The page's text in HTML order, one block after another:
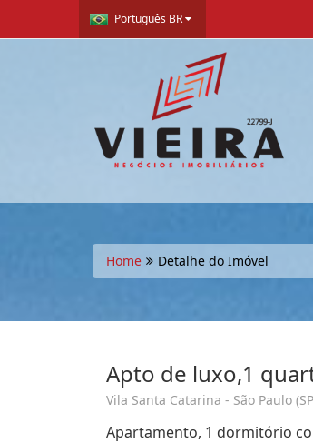
Português BR
Home Detalhe do Imóvel
Apto de luxo,1
Vila Santa Catarina - São Paulo
Apartamento, 1 dormitório